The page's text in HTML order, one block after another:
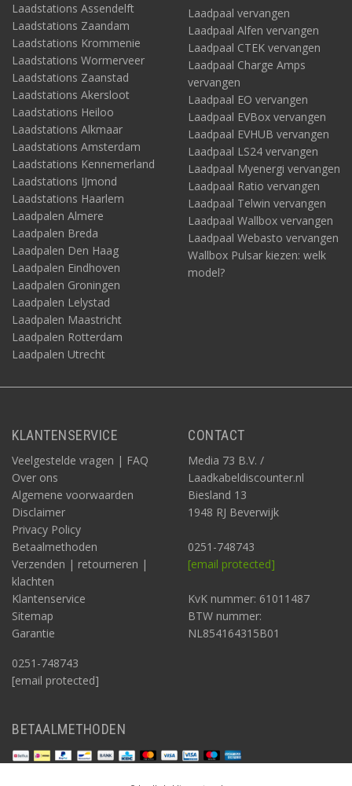
Laadstations Assendelft
Laadstations Zaandam
Laadstations Krommenie
Laadstations Wormerveer
Laadstations Zaanstad
Laadstations Akersloot
Laadstations Heiloo
Laadstations Alkmaar
Laadstations Amsterdam
Laadstations Kennemerland
Laadstations IJmond
Laadstations Haarlem
Laadpalen Almere
Laadpalen Breda
Laadpalen Den Haag
Laadpalen Eindhoven
Laadpalen Groningen
Laadpalen Lelystad
Laadpalen Maastricht
Laadpalen Rotterdam
Laadpalen Utrecht
Laadpaal vervangen
Laadpaal Alfen vervangen
Laadpaal CTEK vervangen
Laadpaal Charge Amps
vervangen
Laadpaal EO vervangen
Laadpaal EVBox vervangen
Laadpaal EVHUB vervangen
Laadpaal LS24 vervangen
Laadpaal Myenergi vervangen
Laadpaal Ratio vervangen
Laadpaal Telwin vervangen
Laadpaal Wallbox vervangen
Laadpaal Webasto vervangen
Wallbox Pulsar kiezen: welk
model?
KLANTENSERVICE
Veelgestelde vragen | FAQ
Over ons
Algemene voorwaarden
Disclaimer
Privacy Policy
Betaalmethoden
Verzenden | retourneren |
klachten
Klantenservice
Sitemap
Garantie
0251-748743
[email protected]
CONTACT
Media 73 B.V. /
Laadkabeldiscounter.nl
Biesland 13
1948 RJ Beverwijk
0251-748743
[email protected]
KvK nummer: 61011487
BTW nummer:
NL854164315B01
BETAALMETHODEN